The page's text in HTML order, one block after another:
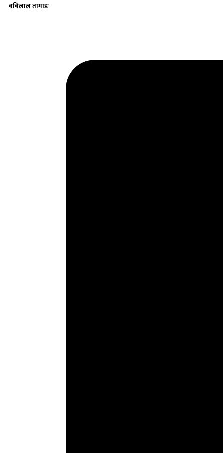
बबिलाल तामाङ